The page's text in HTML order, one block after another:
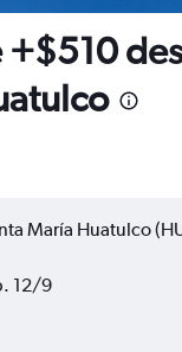
+$510
12/9